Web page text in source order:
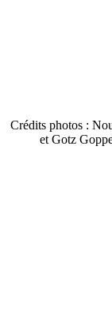
Crédits photos :
et Gotz